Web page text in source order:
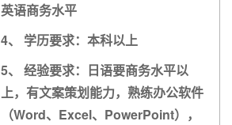
英语商务水平
4、 学历要求：本科以上
5、 经验要求：日语要商务水平以
上，有文案策划能力，熟练办公软件
（Word、Excel、PowerPoint），